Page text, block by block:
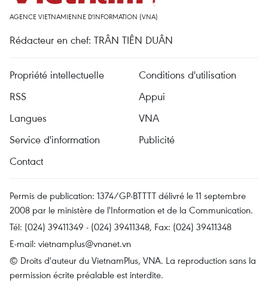
AGENCE VIETNAMIENNE D'INFORMATION (VNA)
Rédacteur en chef: TRÂN TIÊN DUÂN
Propriété intellectuelle
Conditions d'utilisation
RSS
Appui
Langues
VNA
Service d'information
Publicité
Contact
Permis de publication: 1374/GP-BTTTT délivré le 11 septembre
2008 par le ministère de l'Information et de la Communication.
Tél: (024) 39411349 - (024) 39411348, Fax: (024) 39411348
E-mail: vietnamplus@vnanet.vn
© Droits d'auteur du VietnamPlus, VNA. La reproduction sans la
permission écrite préalable est interdite.